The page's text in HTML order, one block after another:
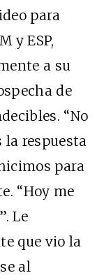
para
y ESP,
a su
de
“No
la respuesta
para
“Hoy me
Le
que vio la
al